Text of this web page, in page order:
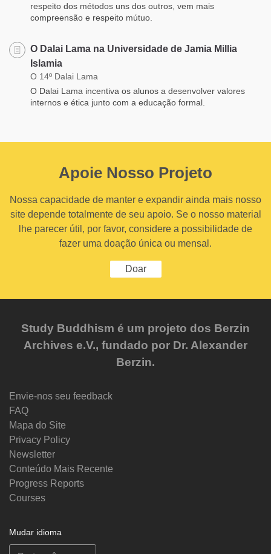
respeito dos métodos uns dos outros, vem mais
compreensão e respeito mútuo.
O Dalai Lama na Universidade de Jamia Millia
Islamia
O 14º Dalai Lama
O Dalai Lama incentiva os alunos a desenvolver valores
internos e ética junto com a educação formal.
Apoie Nosso Projeto
Nossa capacidade de manter e expandir ainda mais nosso
site depende totalmente de seu apoio. Se o nosso material
lhe parecer útil, por favor, considere a possibilidade de
fazer uma doação única ou mensal.
Doar
Study Buddhism é um projeto dos Berzin
Archives e.V., fundado por Dr. Alexander
Berzin.
Envie-nos seu feedback
FAQ
Mapa do Site
Privacy Policy
Newsletter
Conteúdo Mais Recente
Progress Reports
Courses
Mudar idioma